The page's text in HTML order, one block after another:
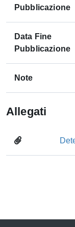
Pubblicazione
Data Fine
Pubblicazione
Note
Allegati